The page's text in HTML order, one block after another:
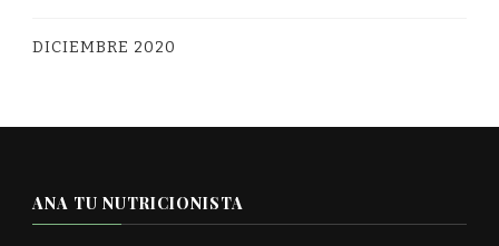
DICIEMBRE 2020
ANA TU NUTRICIONISTA